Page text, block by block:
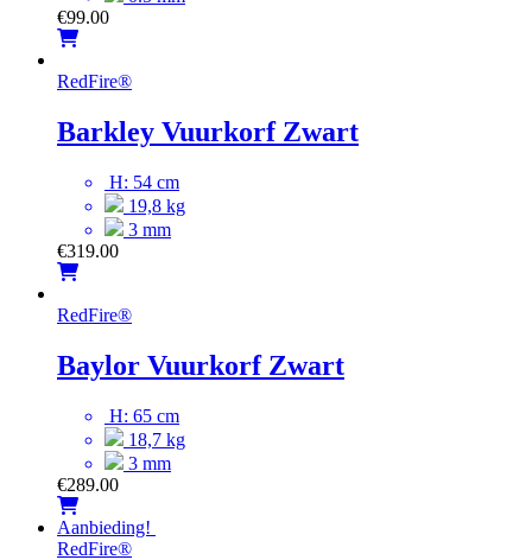
€99.00
RedFire®
Barkley Vuurkorf Zwart
H: 54 cm
19,8 kg
3 mm
€319.00
RedFire®
Baylor Vuurkorf Zwart
H: 65 cm
18,7 kg
3 mm
€289.00
Aanbieding!
RedFire®